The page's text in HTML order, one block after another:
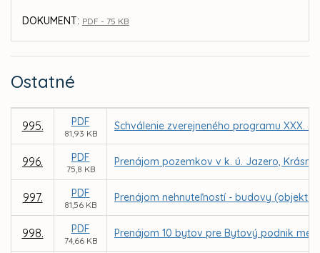
DOKUMENT: PDF - 75 KB
Ostatné
995. PDF
81,93 KB
Schválenie zverejneného programu XXX.
996. PDF
75,8 KB
Prenájom pozemkov v k. ú. Jazero,
997. PDF
81,56 KB
Prenájom nehnuteľností - budovy (objekt
998. PDF
74,66 KB
Prenájom 10 bytov pre Bytový podnik